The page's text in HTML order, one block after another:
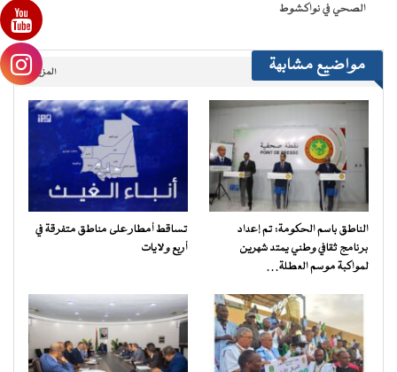
الصحي في نواكشوط
مواضيع مشابهة المزيد..
الناطق باسم الحكومة: تم إعداد
برنامج ثقافي وطني يمتد شهرين
لمواكبة موسم العطلة…
تساقط أمطار على مناطق متفرقة في
أربع ولايات